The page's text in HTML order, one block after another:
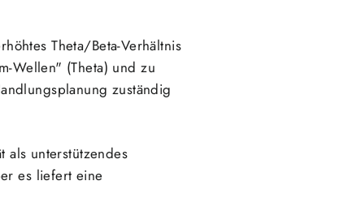
Theta/Beta-Verhältnis
Wellen" (Theta) und zu
zuständig
als unterstützendes
es liefert eine